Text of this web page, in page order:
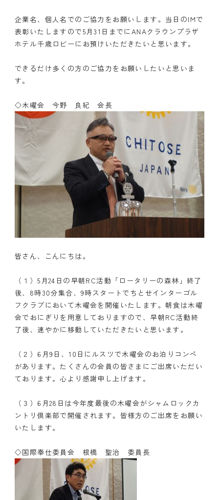
企業名、個人名でのご協力をお願いします。当日のIMで
表彰いたしますので5月31日までにANAクラウンプラザ
ホテル千歳ロビーにお預けいただきたいと思います。
できるだけ多くの方のご協力をお願いしたいと思いま
す。
◇木曜会 今野 良紀 会長
皆さん、こんにちは。
（１）5月24日の早朝RC活動「ロータリーの森林」終了
後、8時30分集合、9時スタートでちとせインターゴル
フクラブにおいて木曜会を開催いたします。朝食は木曜
会でおにぎりを用意しておりますので、早朝RC活動終
了後、速やかに移動していただきたいと思います。
（２）6月9日、10日にルスツで木曜会のお泊りコンペ
があります。たくさんの会員の皆さまにご出席いただい
ております。心より感謝申し上げます。
（３）6月28日は今年度最後の木曜会がシャムロックカ
ントリ倶楽部で開催されます。皆様方のご出席をお願い
いたします。
◇国際奉仕委員会 根橋 聖治 委員長